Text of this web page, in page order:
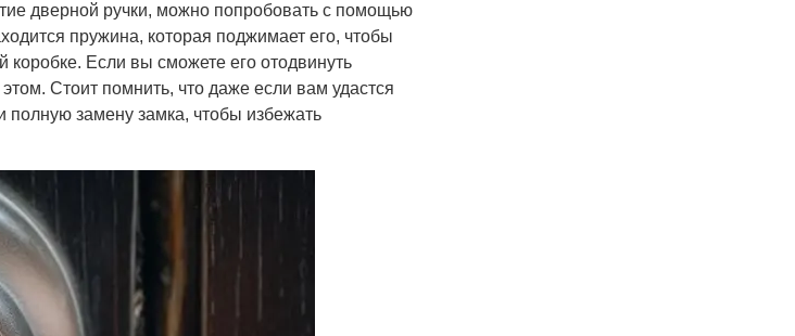
дверной ручки, можно попробовать с помощью
пружина, которая поджимает его, чтобы
Если вы сможете его отодвинуть
Стоит помнить, что даже если вам удастся
полную замену замка, чтобы избежать